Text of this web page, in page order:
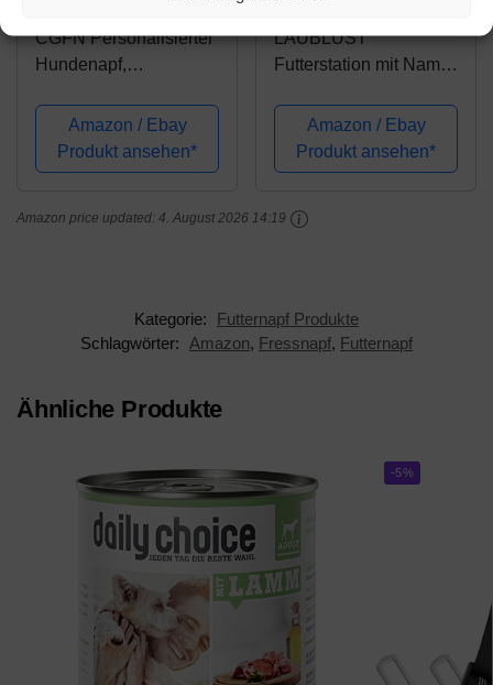
CGFN Personalisierter
Hundenapf,
mit Namen, Hundenapf
mit Bambussockel -
Name oder Text kann
Geeignet für kleine
Amazon / Ebay
Produkt ansehen*
LAUBLUST
Futterstation mit Name
Bambus, 2 Edelstahl
Fressnäpfe Hund &
Katze | M - 31x15x6cm,
Amazon / Ebay
Produkt ansehen*
Amazon price updated: 4. August 2026 14:19
Kategorie:
Futternapf Produkte
Schlagwörter:
Amazon, Fressnapf, Futternapf
Ähnliche Produkte
-5%